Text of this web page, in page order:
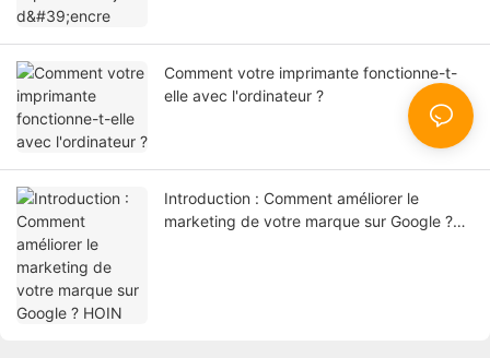
Comment votre imprimante fonctionne-t-
elle avec l'ordinateur ?
Introduction : Comment améliorer le
marketing de votre marque sur Google ?